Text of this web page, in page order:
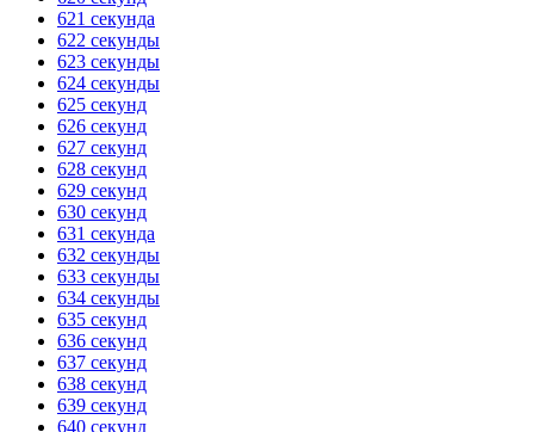
621 секунда
622 секунды
623 секунды
624 секунды
625 секунд
626 секунд
627 секунд
628 секунд
629 секунд
630 секунд
631 секунда
632 секунды
633 секунды
634 секунды
635 секунд
636 секунд
637 секунд
638 секунд
639 секунд
640 секунд